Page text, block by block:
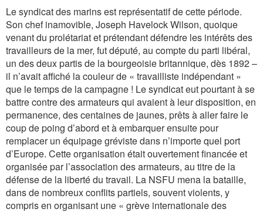
Le syndicat des marins est représentatif de cette période.
Son chef inamovible, Joseph Havelock Wilson, quoique
venant du prolétariat et prétendant défendre les intérêts des
travailleurs de la mer, fut député, au compte du parti libéral,
un des deux partis de la bourgeoisie britannique, dès 1892 –
il n’avait affiché la couleur de « travailliste indépendant »
que le temps de la campagne ! Le syndicat eut pourtant à se
battre contre des armateurs qui avaient à leur disposition, en
permanence, des centaines de jaunes, prêts à aller faire le
coup de poing d’abord et à embarquer ensuite pour
remplacer un équipage gréviste dans n’importe quel port
d’Europe. Cette organisation était ouvertement financée et
organisée par l’association des armateurs, au titre de la
défense de la liberté du travail. La NSFU mena la bataille,
dans de nombreux conflits partiels, souvent violents, y
compris en organisant une « grève internationale des